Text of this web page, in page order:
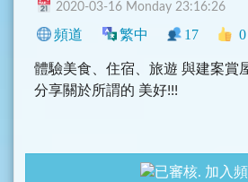
2020-03-16 Monday 23:16:26
頻道 繁中 17 0
體驗美食、住宿、旅遊 與建案賞
分享關於所謂的 美好!!!
加入